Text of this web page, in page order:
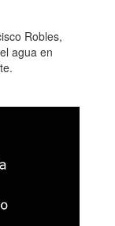
Robles,
agua en